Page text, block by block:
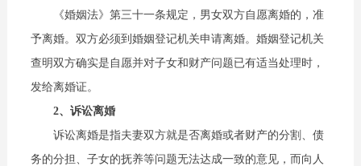
《婚姻法》第三十一条规定，男女双方自愿离婚的，准
予离婚。双方必须到婚姻登记机关申请离婚。婚姻登记机关
查明双方确实是自愿并对子女和财产问题已有适当处理时，
发给离婚证。
2、诉讼离婚
诉讼离婚是指夫妻双方就是否离婚或者财产的分割、债
务的分担、子女的抚养等问题无法达成一致的意见，而向人